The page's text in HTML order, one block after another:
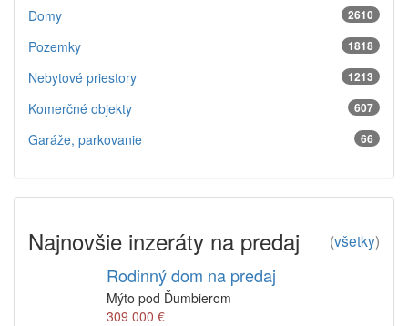
2610
Domy
1818
Pozemky
1213
Nebytové priestory
607
Komerčné objekty
66
Garáže, parkovanie
(všetky)
Najnovšie inzeráty na predaj
Rodinný dom na predaj
Mýto pod Ďumbierom
309 000 €